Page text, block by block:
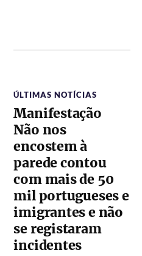
ÚLTIMAS NOTÍCIAS
Manifestação
Não nos
encostem à
parede contou
com mais de 50
mil portugueses e
imigrantes e não
se registaram
incidentes